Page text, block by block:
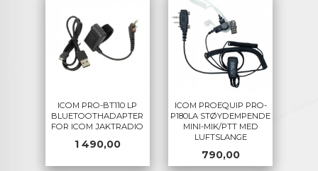
ICOM PRO-BT110 LP
BLUETOOTHADAPTER
FOR ICOM JAKTRADIO
Pris
1 490,00
ICOM PROEQUIP PRO-
P180LA STØYDEMPENDE
MINI-MIK/PTT MED
LUFTSLANGE
Pris
790,00